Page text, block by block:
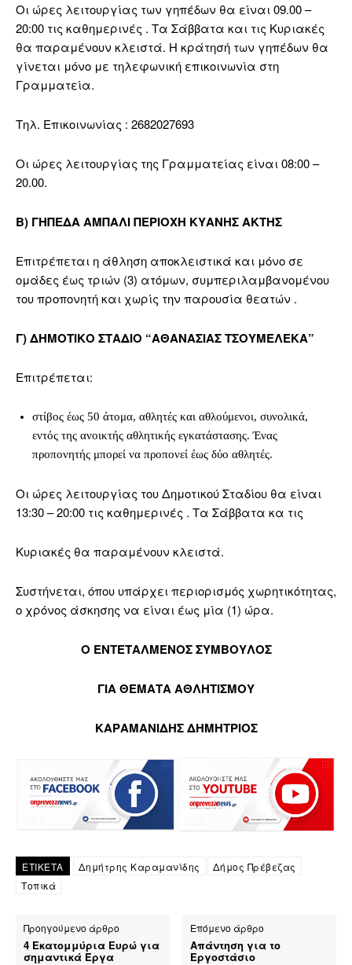
Οι ώρες λειτουργίας των γηπέδων θα είναι 09.00 –
20:00 τις καθημερινές . Τα Σάββατα και τις Κυριακές
θα παραμένουν κλειστά. Η κράτησή των γηπέδων θα
γίνεται μόνο με τηλεφωνική επικοινωνία στη
Γραμματεία.
Τηλ. Επικοινωνίας : 2682027693
Οι ώρες λειτουργίας της Γραμματείας είναι 08:00 –
20.00.
Β) ΓΗΠΕΔΑ ΑΜΠΑΛΙ ΠΕΡΙΟΧΗ ΚΥΑΝΗΣ ΑΚΤΗΣ
Επιτρέπεται η άθληση αποκλειστικά και μόνο σε
ομάδες έως τριών (3) ατόμων, συμπεριλαμβανομένου
του προπονητή και χωρίς την παρουσία θεατών .
Γ) ΔΗΜΟΤΙΚΟ ΣΤΑΔΙΟ “ΑΘΑΝΑΣΙΑΣ ΤΣΟΥΜΕΛΕΚΑ”
Επιτρέπεται:
στίβος έως 50 άτομα, αθλητές και αθλούμενοι, συνολικά,
εντός της ανοικτής αθλητικής εγκατάστασης. Ένας
προπονητής μπορεί να προπονεί έως δύο αθλητές.
Οι ώρες λειτουργίας του Δημοτικού Σταδίου θα είναι
13:30 – 20:00 τις καθημερινές . Τα Σάββατα κα τις
Κυριακές θα παραμένουν κλειστά.
Συστήνεται, όπου υπάρχει περιορισμός χωρητικότητας,
ο χρόνος άσκησης να είναι έως μία (1) ώρα.
Ο ΕΝΤΕΤΑΛΜΕΝΟΣ ΣΥΜΒΟΥΛΟΣ
ΓΙΑ ΘΕΜΑΤΑ ΑΘΛΗΤΙΣΜΟΥ
ΚΑΡΑΜΑΝΙΔΗΣ ΔΗΜΗΤΡΙΟΣ
ΕΤΙΚΕΤΑ Δημήτρης Καραμανίδης
Δήμος Πρέβεζας
Τοπικά
Προηγούμενο άρθρο
4 Εκατομμύρια Ευρώ για
σημαντικά Έργα
Επόμενο άρθρο
Απάντηση για το
Εργοστάσιο